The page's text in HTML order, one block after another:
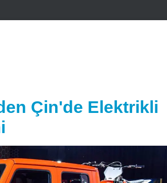
Çin'de Elektrikli